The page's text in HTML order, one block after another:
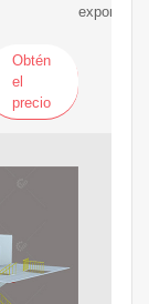
Obtén
el
precio